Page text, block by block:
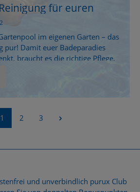
für euren
im eigenen Garten – das
pur! Damit euer Badeparadies
braucht es die richtige Pflege.
regelmäßige Poolpflege so
euer ganz persönlicher
Seite
1 Seite
2 Seite
3
und unverbindlich purux Club